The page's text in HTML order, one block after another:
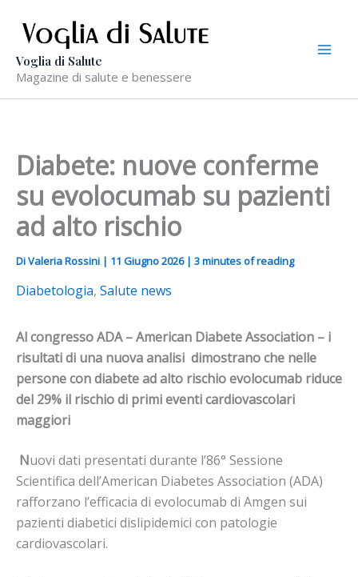
contenuto
Voglia di Salute
Magazine di salute e benessere
Diabete: nuove conferme
su evolocumab su pazienti
ad alto rischio
DiValeria Rossini | 11 Giugno 2026 | 3 minutes of reading
Diabetologia, Salute news
Al congresso ADA – American Diabete Association – i
risultati di una nuova analisi dimostrano che nelle
persone con diabete ad alto rischio evolocumab riduce
del 29% il rischio di primi eventi cardiovascolari
maggiori
Nuovi dati presentati durante l’86° Sessione
Scientifica dell’American Diabetes Association (ADA)
rafforzano l’efficacia di evolocumab di Amgen sui
pazienti diabetici dislipidemici con patologie
cardiovascolari.